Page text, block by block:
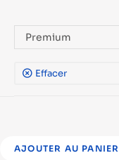
Premium
Effacer
AJOUTER AU PANIER